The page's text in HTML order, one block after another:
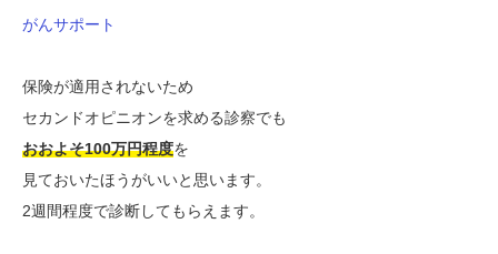
がんサポート
保険が適用されないため
セカンドオピニオンを求める診察でも
おおよそ100万円程度を
見ておいたほうがいいと思います。
2週間程度で診断してもらえます。